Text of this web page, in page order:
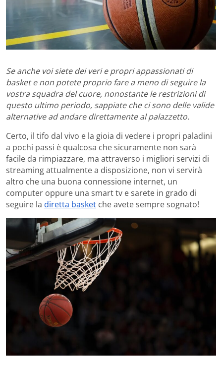
Se anche voi siete dei veri e propri appassionati di
basket e non potete proprio fare a meno di seguire la
vostra squadra del cuore, nonostante le restrizioni di
questo ultimo periodo, sappiate che ci sono delle valide
alternative ad andare direttamente al palazzetto.
Certo, il tifo dal vivo e la gioia di vedere i propri paladini
a pochi passi è qualcosa che sicuramente non sarà
facile da rimpiazzare, ma attraverso i migliori servizi di
streaming attualmente a disposizione, non vi servirà
altro che una buona connessione internet, un
computer oppure una smart tv e sarete in grado di
seguire la diretta basket che avete sempre sognato!